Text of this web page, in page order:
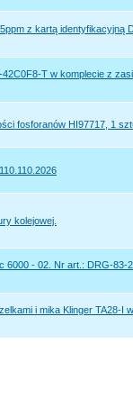
z kartą identyfikacyjną
T w komplecie z
fosforanów HI97717, 1
kolejowej.
6000 - 02. Nr art.: DRG-83-
i mika Klinger TA28-I